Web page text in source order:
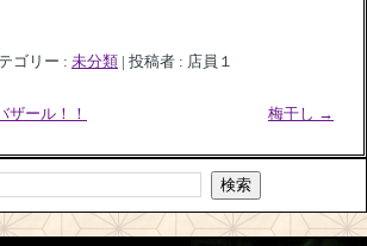
ゴリー : 未分類 | 投稿者 : 店員１
ザール！！ 梅干し →